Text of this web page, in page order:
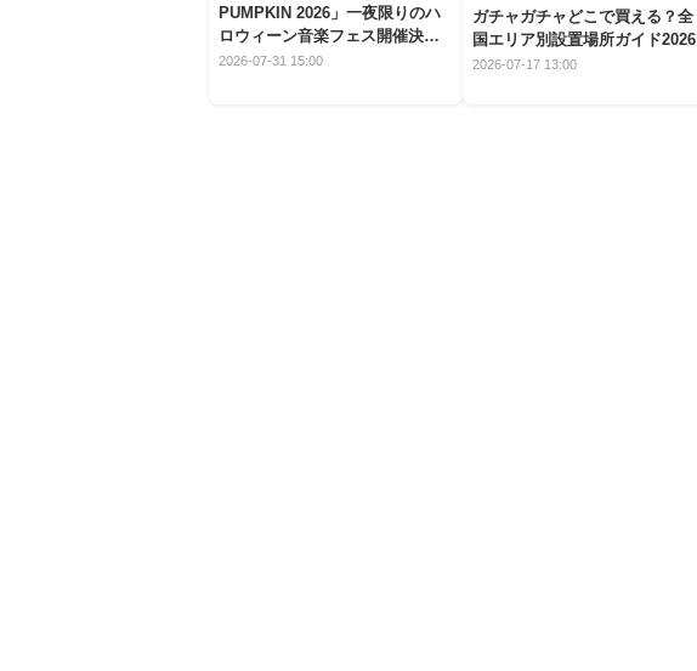
PUMPKIN 2026」一夜限りのハ
ロウィーン音楽フェス開催決
定！
2026-07-31 15:00
ガチャガチャどこで買える？全
国エリア別設置場所ガイド2026
2026-07-17 13:00